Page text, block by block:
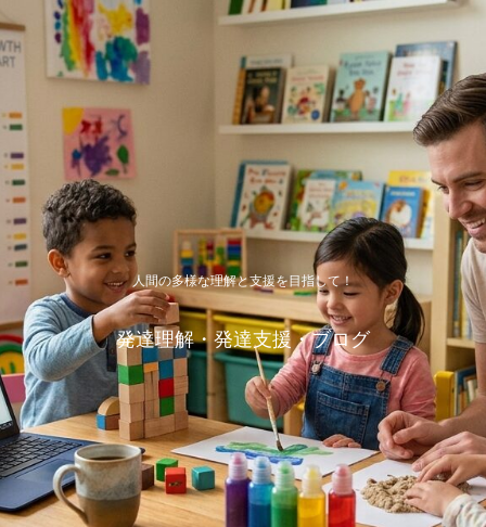
人間の多様な理解と支援を目指して！
発達理解・発達支援・ブログ